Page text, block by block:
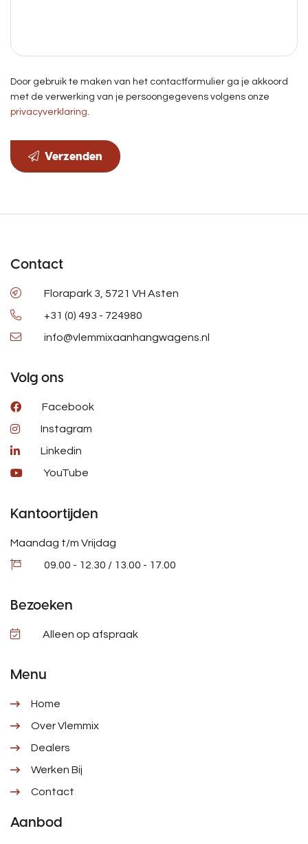
Door gebruik te maken van het contactformulier ga je akkoord
met de verwerking van je persoongegevens volgens onze
privacyverklaring.
Verzenden
Contact
Florapark 3, 5721 VH Asten
+31 (0) 493 - 724980
info@vlemmixaanhangwagens.nl
Volg ons
Facebook
Instagram
Linkedin
YouTube
Kantoortijden
Maandag t/m Vrijdag
09.00 - 12.30 / 13.00 - 17.00
Bezoeken
Alleen op afspraak
Menu
Home
Over Vlemmix
Dealers
Werken Bij
Contact
Aanbod